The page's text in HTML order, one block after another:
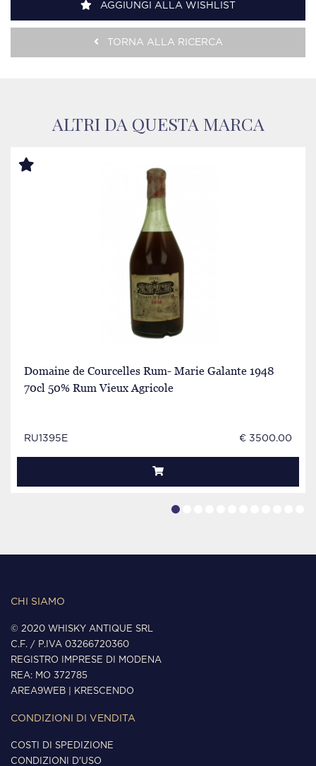
AGGIUNGI ALLA WISHLIST
TORNA ALLA RICERCA
ALTRI DA QUESTA MARCA
Domaine de Courcelles Rum- Marie Galante 1948
70cl 50% Rum Vieux Agricole
RU1395E € 3500.00
CHI SIAMO
© 2020 WHISKY ANTIQUE SRL
C.F. / P.IVA 03266720360
REGISTRO IMPRESE DI MODENA
REA: MO 372785
AREA9WEB
KRESCENDO
CONDIZIONI DI VENDITA
COSTI DI SPEDIZIONE
CONDIZIONI D'USO